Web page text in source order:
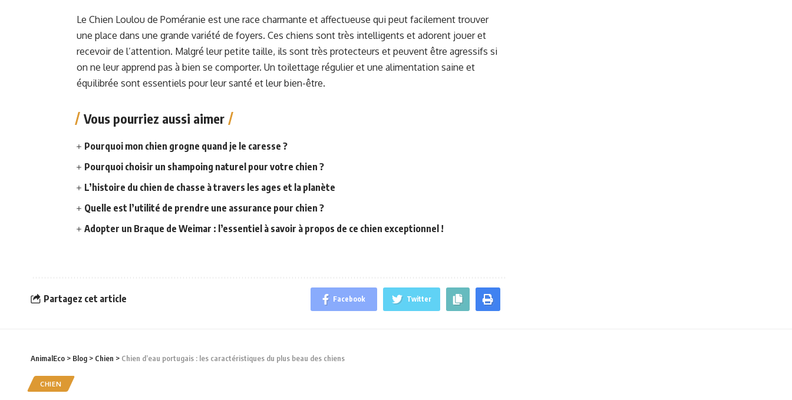
Le Chien Loulou de Poméranie est une race charmante et affectueuse qui peut facilement trouver
une place dans une grande variété de foyers. Ces chiens sont très intelligents et adorent jouer et
recevoir de l’attention. Malgré leur petite taille, ils sont très protecteurs et peuvent être agressifs si
on ne leur apprend pas à bien se comporter. Un toilettage régulier et une alimentation saine et
équilibrée sont essentiels pour leur santé et leur bien-être.
Vous pourriez aussi aimer
Pourquoi mon chien grogne quand je le caresse ?
Pourquoi choisir un shampoing naturel pour votre chien ?
L’histoire du chien de chasse à travers les ages et la planète
Quelle est l’utilité de prendre une assurance pour chien ?
Adopter un Braque de Weimar : l’essentiel à savoir à propos de ce chien exceptionnel !
Partagez cet article Facebook Twitter
AnimalEco > Blog > Chien > Chien d’eau portugais : les caractéristiques du plus beau des chiens
CHIEN